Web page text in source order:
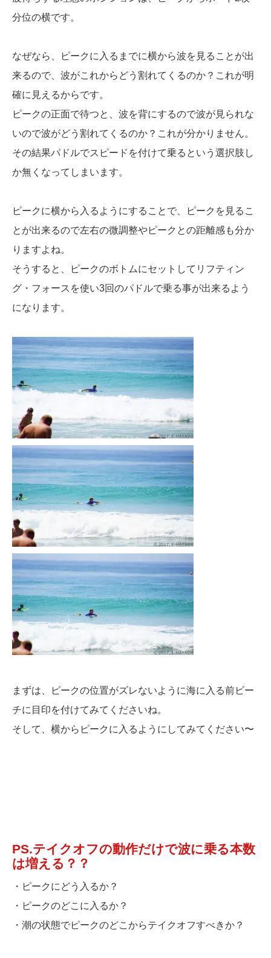
分位の横です。
なぜなら、ピークに入るまでに横から波を見ることが出
来るので、波がこれからどう割れてくるのか？これが明
確に見えるからです。
ピークの正面で待つと、波を背にするので波が見られな
いので波がどう割れてくるのか？これが分かりません。
その結果パドルでスピードを付けて乗るという選択肢し
か無くなってしまいます。
ピークに横から入るようにすることで、ピークを見るこ
とが出来るので左右の微調整やピークとの距離感も分か
りますよね。
そうすると、ピークのボトムにセットしてリフティン
グ・フォースを使い3回のパドルで乗る事が出来るよう
になります。
まずは、ピークの位置がズレないように海に入る前ビー
チに目印を付けてみてくださいね。
そして、横からピークに入るようにしてみてください〜
PS.テイクオフの動作だけで波に乗る本数
は増える？？
・ピークにどう入るか？
・ピークのどこに入るか？
・潮の状態でピークのどこからテイクオフすべきか？